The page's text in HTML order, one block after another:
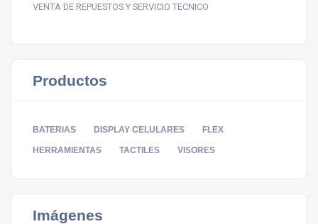
VENTA DE REPUESTOS Y SERVICIO TECNICO
Productos
BATERIAS DISPLAY CELULARES FLEX
HERRAMIENTAS TACTILES VISORES
Imágenes